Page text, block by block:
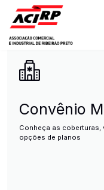
Pular para o conteúdo
ACIRP -
Convênio
Conheça as coberturas,
opções de planos